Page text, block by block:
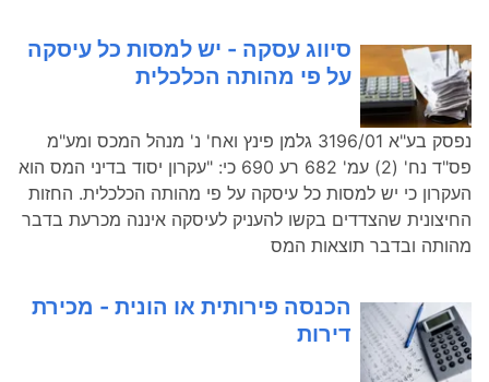
סיווג עסקה - יש למסות כל עיסקה
על פי מהותה הכלכלית
נפסק בע"א 3196/01 גלמן פינץ ואח' נ' מנהל המכס ומע"מ
פס"ד נח' (2) עמ' 682 רע 690 כי: "עקרון יסוד בדיני המס הוא
העקרון כי יש למסות כל עיסקה על פי מהותה הכלכלית. החזות
החיצונית שהצדדים בקשו להעניק לעיסקה איננה מכרעת בדבר
מהותה ובדבר תוצאות המס
הכנסה פירותית או הונית - מכירת
דירות